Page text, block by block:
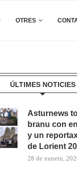
OTRES
ÚLTIMES NOTICIES
Asturnews
branu con
y un
de Lorient
28 de xunetu,